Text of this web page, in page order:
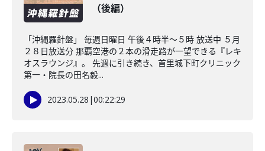
（後編）
「沖縄羅針盤」 毎週日曜日 午後４時半～５時 放送中 ５月
２８日放送分 那覇空港の２本の滑走路が一望できる『レキ
オスラウンジ』。 先週に引き続き、首里城下町クリニック
第一・院長の田名毅...
2023.05.28 |00:22:29